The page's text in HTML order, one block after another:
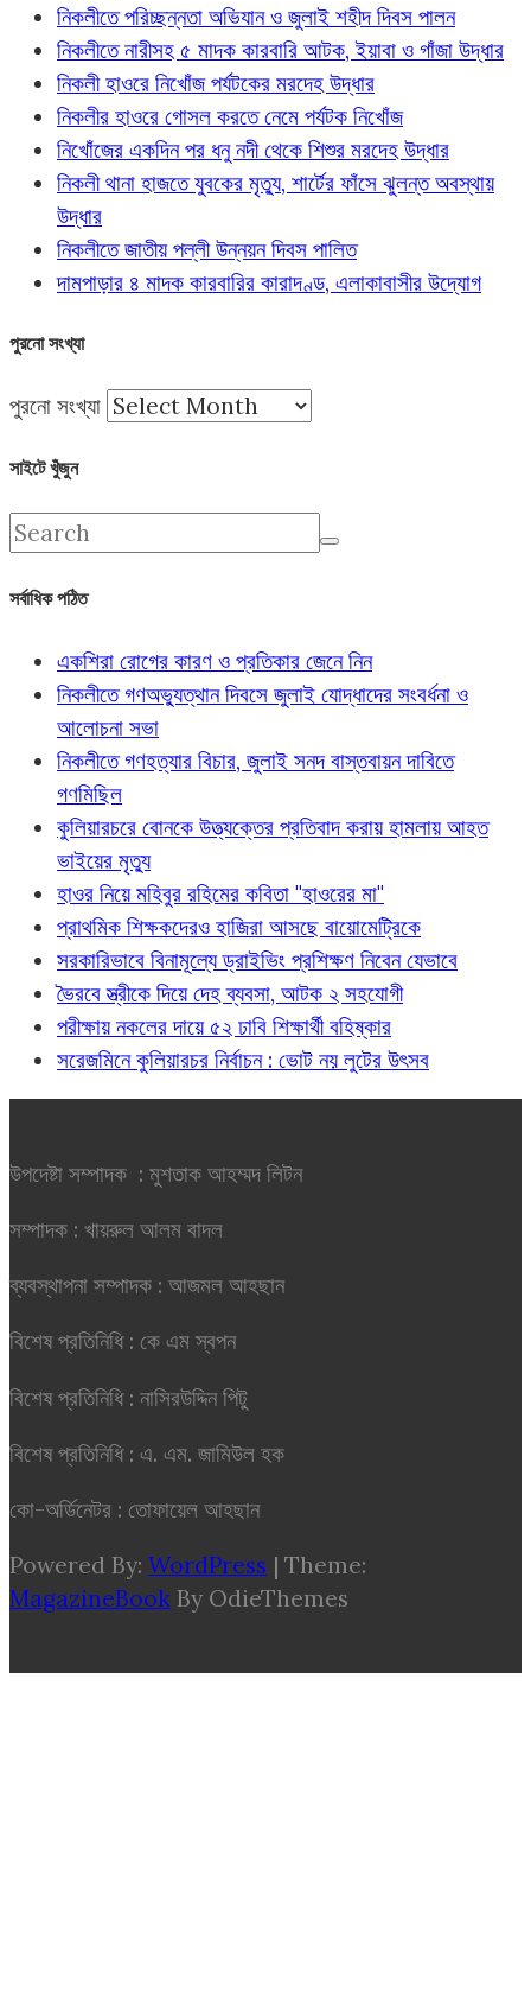
নিকলীতে পরিচ্ছন্নতা অভিযান ও জুলাই শহীদ দিবস পালন
নিকলীতে নারীসহ ৫ মাদক কারবারি আটক, ইয়াবা ও গাঁজা উদ্ধার
নিকলী হাওরে নিখোঁজ পর্যটকের মরদেহ উদ্ধার
নিকলীর হাওরে গোসল করতে নেমে পর্যটক নিখোঁজ
নিখোঁজের একদিন পর ধনু নদী থেকে শিশুর মরদেহ উদ্ধার
নিকলী থানা হাজতে যুবকের মৃত্যু, শার্টের ফাঁসে ঝুলন্ত অবস্থায়
উদ্ধার
নিকলীতে জাতীয় পল্লী উন্নয়ন দিবস পালিত
দামপাড়ার ৪ মাদক কারবারির কারাদণ্ড, এলাকাবাসীর উদ্যোগ
পুরনো সংখ্যা
পুরনো সংখ্যা
সাইটে খুঁজুন
সর্বাধিক পঠিত
একশিরা রোগের কারণ ও প্রতিকার জেনে নিন
নিকলীতে গণঅভ্যুত্থান দিবসে জুলাই যোদ্ধাদের সংবর্ধনা ও
আলোচনা সভা
নিকলীতে গণহত্যার বিচার, জুলাই সনদ বাস্তবায়ন দাবিতে
গণমিছিল
কুলিয়ারচরে বোনকে উত্ত্যক্তের প্রতিবাদ করায় হামলায় আহত
ভাইয়ের মৃত্যু
হাওর নিয়ে মহিবুর রহিমের কবিতা "হাওরের মা"
প্রাথমিক শিক্ষকদেরও হাজিরা আসছে বায়োমেট্রিকে
সরকারিভাবে বিনামূল্যে ড্রাইভিং প্রশিক্ষণ নিবেন যেভাবে
ভৈরবে স্ত্রীকে দিয়ে দেহ ব্যবসা, আটক ২ সহযোগী
পরীক্ষায় নকলের দায়ে ৫২ ঢাবি শিক্ষার্থী বহিষ্কার
সরেজমিনে কুলিয়ারচর নির্বাচন : ভোট নয় লুটের উৎসব
উপদেষ্টা সম্পাদক : মুশতাক আহম্মদ লিটন
সম্পাদক : খায়রুল আলম বাদল
ব্যবস্থাপনা সম্পাদক : আজমল আহছান
বিশেষ প্রতিনিধি : কে এম স্বপন
বিশেষ প্রতিনিধি : নাসিরউদ্দিন পিটু
বিশেষ প্রতিনিধি : এ. এম. জামিউল হক
কো-অর্ডিনেটর : তোফায়েল আহছান
Powered By: WordPress | Theme:
MagazineBook By OdieThemes